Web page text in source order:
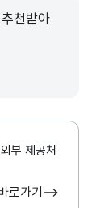
천받아
외부 제공처
로가기